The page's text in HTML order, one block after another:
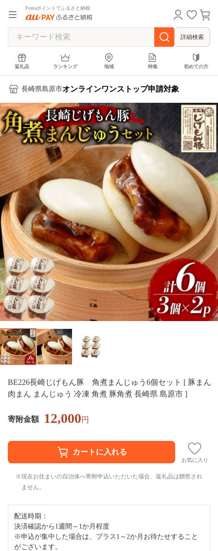
Pontaポイントでふるさと納税
詳細検索
返礼品 ランキング 地域 特集 初めての方
長崎県島原市オンラインワンストップ申請対象
BE226長崎じげもん豚 角煮まんじゅう6個セット [ 豚まん
肉まん まんじゅう 冷凍 角煮 豚角煮 長崎県 島原市 ]
寄附金額 12,000円
お気に入り
現在お住まいの自治体へ寄附申込いただいた場合、返礼品は贈答され
ません。
配送時期：
決済確認から1週間～1か月程度
※申込が集中した場合は、プラス1～2か月お待たせすること
がございます。